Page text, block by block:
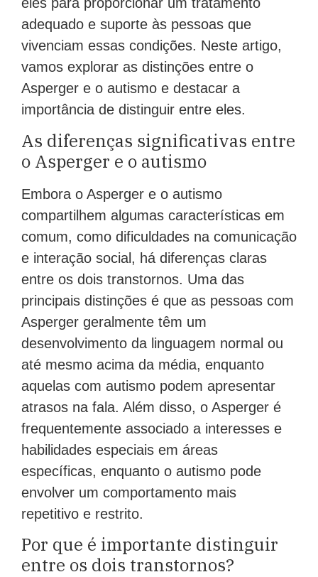
adequado e suporte às pessoas que
vivenciam essas condições. Neste artigo,
vamos explorar as distinções entre o
Asperger e o autismo e destacar a
importância de distinguir entre eles.
As diferenças significativas entre
o Asperger e o autismo
Embora o Asperger e o autismo
compartilhem algumas características em
comum, como dificuldades na comunicação
e interação social, há diferenças claras
entre os dois transtornos. Uma das
principais distinções é que as pessoas com
Asperger geralmente têm um
desenvolvimento da linguagem normal ou
até mesmo acima da média, enquanto
aquelas com autismo podem apresentar
atrasos na fala. Além disso, o Asperger é
frequentemente associado a interesses e
habilidades especiais em áreas
específicas, enquanto o autismo pode
envolver um comportamento mais
repetitivo e restrito.
Por que é importante distinguir
entre os dois transtornos?